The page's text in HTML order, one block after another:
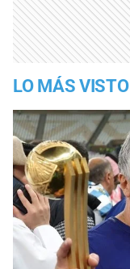
LO MÁS VISTO